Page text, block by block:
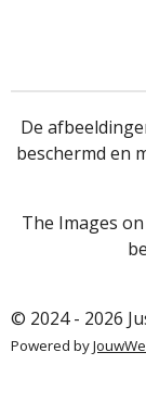
De
beschermd en
The Images
© 2024 - 2026
Powered by